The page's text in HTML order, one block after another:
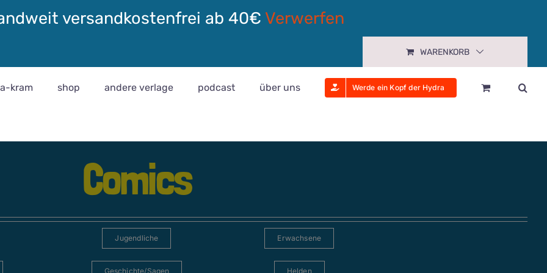
versandkostenfrei ab 40€ Verwerfen
WARENKORB
kram shop andere verlage podcast über uns Werde ein Kopf der Hydra
Comics
Jugendliche Erwachsene
Geschichte/Sagen Helden